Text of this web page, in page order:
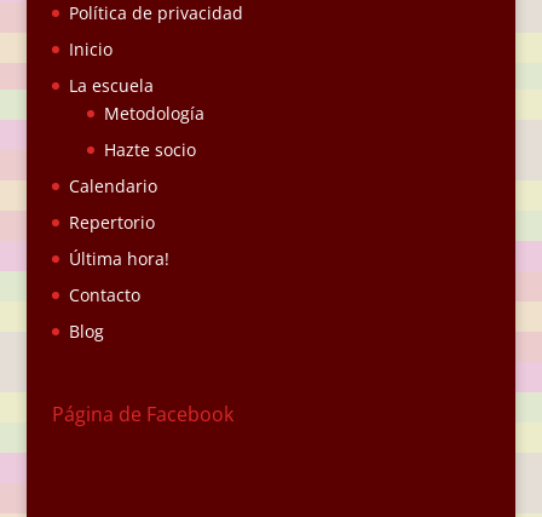
Política de privacidad
Inicio
La escuela
Metodología
Hazte socio
Calendario
Repertorio
Última hora!
Contacto
Blog
Página de Facebook